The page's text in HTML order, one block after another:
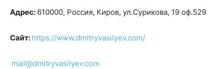
Адрес: 610000, Россия, Киров, ул.Сурикова, 19 оф.529
Сайт: https://www.dmitryvasilyev.com/
mail@dmitryvasilyev.com